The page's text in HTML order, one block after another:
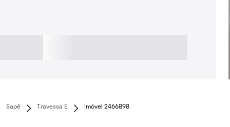
Sapê Travessa E Imóvel 2466898